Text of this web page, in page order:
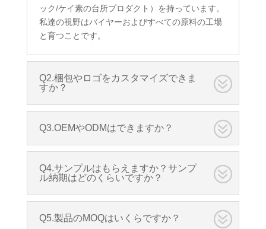
ック/ケイ素の台所プロダクト）を持っています。
私達の視野はバイヤーおよびすべての原料の工場
と育つことです。
Q2.梱包やロゴをカスタマイズできま
すか？
Q3.OEMやODMはできますか？
Q4.サンプルはもらえますか？サンプ
ル納期はどのくらいですか？
Q5.製品のMOQはいくらですか？